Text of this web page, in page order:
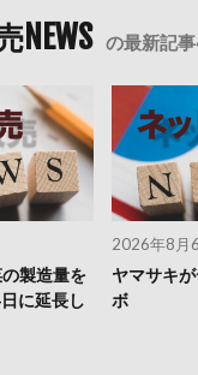
の最新記
製造量を
に延長し
2026年8月
ヤマサキ
ボ